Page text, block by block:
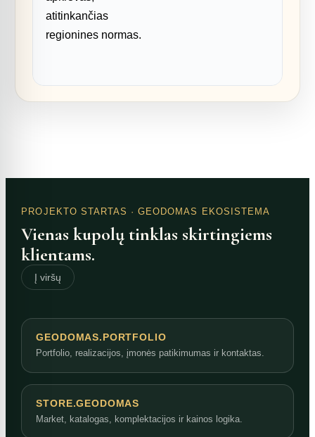
atitinkančias
regionines normas.
PROJEKTO STARTAS · GEODOMAS EKOSISTEMA
Vienas kupolų tinklas skirtingiems
klientams.
Į viršų
GEODOMAS.PORTFOLIO
Portfolio, realizacijos, įmonės patikimumas ir kontaktas.
STORE.GEODOMAS
Market, katalogas, komplektacijos ir kainos logika.